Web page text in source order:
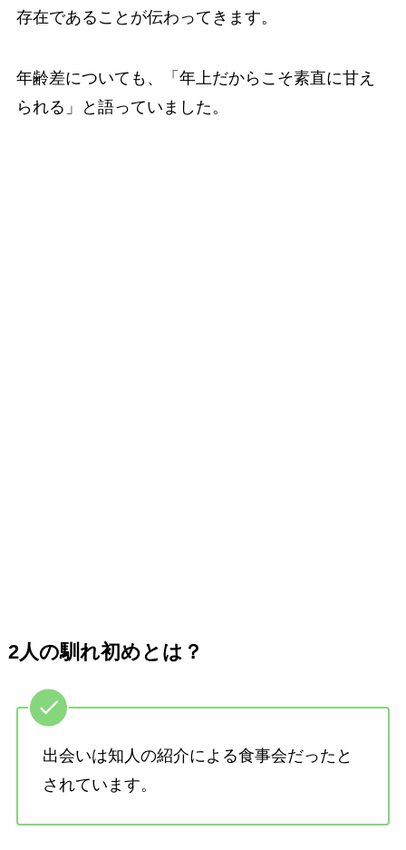
存在であることが伝わってきます。
年齢差についても、「年上だからこそ素直に甘え
られる」と語っていました。
2人の馴れ初めとは？
出会いは知人の紹介による食事会だったと
されています。